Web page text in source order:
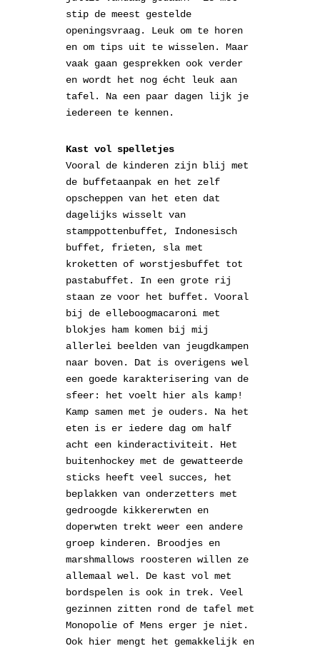
stip de meest gestelde
openingsvraag. Leuk om te horen
en om tips uit te wisselen. Maar
vaak gaan gesprekken ook verder
en wordt het nog écht leuk aan
tafel. Na een paar dagen lijk je
iedereen te kennen.
Kast vol spelletjes
Vooral de kinderen zijn blij met
de buffetaanpak en het zelf
opscheppen van het eten dat
dagelijks wisselt van
stamppottenbuffet, Indonesisch
buffet, frieten, sla met
kroketten of worstjesbuffet tot
pastabuffet. In een grote rij
staan ze voor het buffet. Vooral
bij de elleboogmacaroni met
blokjes ham komen bij mij
allerlei beelden van jeugdkampen
naar boven. Dat is overigens wel
een goede karakterisering van de
sfeer: het voelt hier als kamp!
Kamp samen met je ouders. Na het
eten is er iedere dag om half
acht een kinderactiviteit. Het
buitenhockey met de gewatteerde
sticks heeft veel succes, het
beplakken van onderzetters met
gedroogde kikkererwten en
doperwten trekt weer een andere
groep kinderen. Broodjes en
marshmallows roosteren willen ze
allemaal wel. De kast vol met
bordspelen is ook in trek. Veel
gezinnen zitten rond de tafel met
Monopolie of Mens erger je niet.
Ook hier mengt het gemakkelijk en